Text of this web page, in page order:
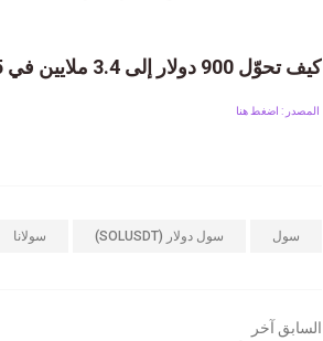
كيف تحوّل 900 دولار إلى 3.4 ملايين في 5 أيام؟ هذا ما فعله أحد المتداولين!
المصدر : اضغط هنا
سول سول دولار (SOLUSDT) سولانا
السابق آخر